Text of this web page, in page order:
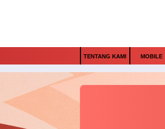
TENTANG KAMI MOBILE